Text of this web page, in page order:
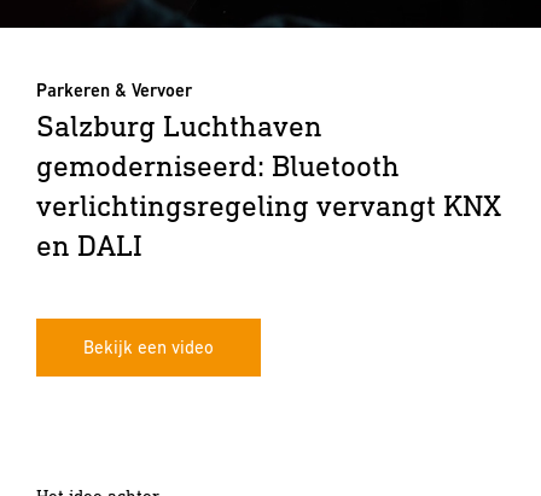
Parkeren & Vervoer
Salzburg Luchthaven
gemoderniseerd: Bluetooth
verlichtingsregeling vervangt KNX
en DALI
Bekijk een video